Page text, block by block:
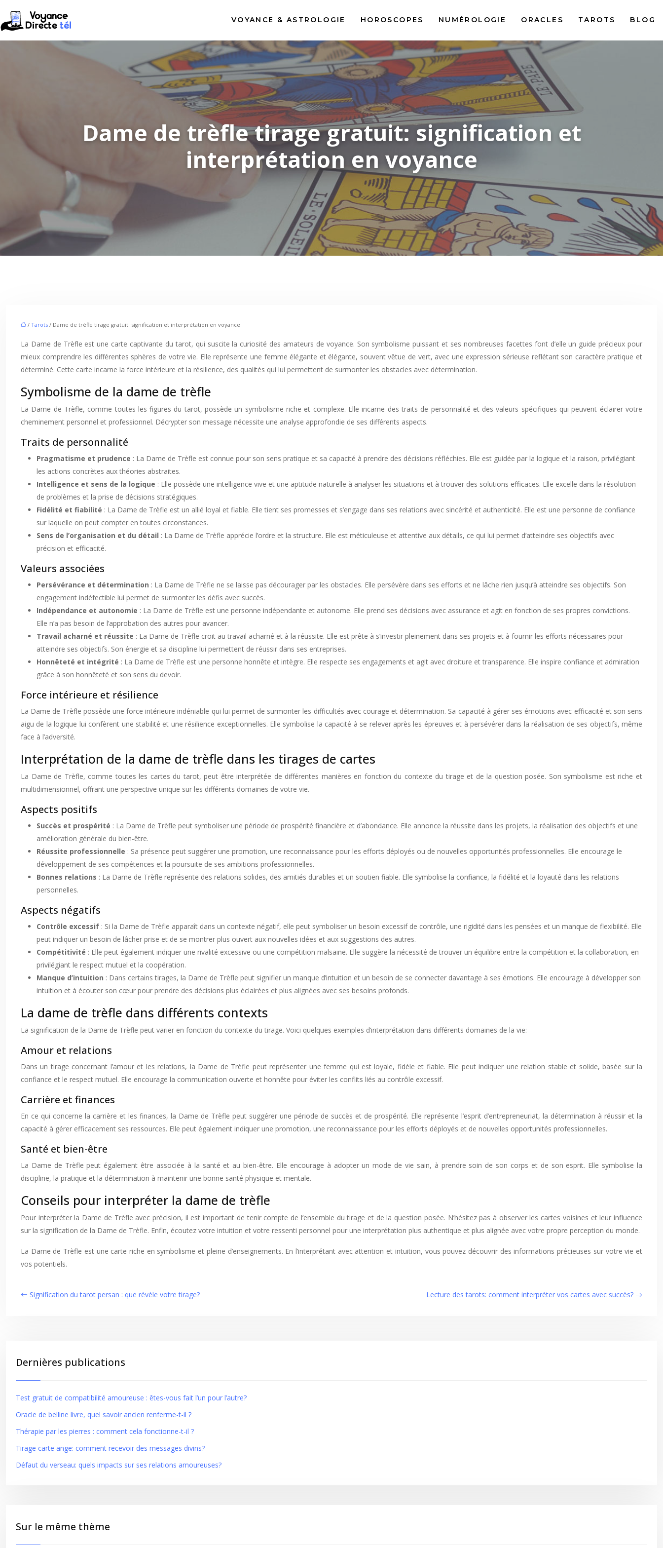
VOYANCE & ASTROLOGIE HOROSCOPES NUMÉROLOGIE ORACLES TAROTS BLOG
Dame de trèfle tirage gratuit: signification et
interprétation en voyance
/ Tarots / Dame de trèfle tirage gratuit: signification et interprétation en voyance
La Dame de Trèfle est une carte captivante du tarot, qui suscite la curiosité des amateurs de voyance. Son symbolisme puissant et ses nombreuses facettes font d’elle un guide précieux pour
mieux comprendre les différentes sphères de votre vie. Elle représente une femme élégante et élégante, souvent vêtue de vert, avec une expression sérieuse reflétant son caractère pratique et
déterminé. Cette carte incarne la force intérieure et la résilience, des qualités qui lui permettent de surmonter les obstacles avec détermination.
Symbolisme de la dame de trèfle
La Dame de Trèfle, comme toutes les figures du tarot, possède un symbolisme riche et complexe. Elle incarne des traits de personnalité et des valeurs spécifiques qui peuvent éclairer votre
cheminement personnel et professionnel. Décrypter son message nécessite une analyse approfondie de ses différents aspects.
Traits de personnalité
Pragmatisme et prudence : La Dame de Trèfle est connue pour son sens pratique et sa capacité à prendre des décisions réfléchies. Elle est guidée par la logique et la raison, privilégiant
les actions concrètes aux théories abstraites.
Intelligence et sens de la logique : Elle possède une intelligence vive et une aptitude naturelle à analyser les situations et à trouver des solutions efficaces. Elle excelle dans la résolution
de problèmes et la prise de décisions stratégiques.
Fidélité et fiabilité : La Dame de Trèfle est un allié loyal et fiable. Elle tient ses promesses et s’engage dans ses relations avec sincérité et authenticité. Elle est une personne de confiance
sur laquelle on peut compter en toutes circonstances.
Sens de l’organisation et du détail : La Dame de Trèfle apprécie l’ordre et la structure. Elle est méticuleuse et attentive aux détails, ce qui lui permet d’atteindre ses objectifs avec
précision et efficacité.
Valeurs associées
Persévérance et détermination : La Dame de Trèfle ne se laisse pas décourager par les obstacles. Elle persévère dans ses efforts et ne lâche rien jusqu’à atteindre ses objectifs. Son
engagement indéfectible lui permet de surmonter les défis avec succès.
Indépendance et autonomie : La Dame de Trèfle est une personne indépendante et autonome. Elle prend ses décisions avec assurance et agit en fonction de ses propres convictions.
Elle n’a pas besoin de l’approbation des autres pour avancer.
Travail acharné et réussite : La Dame de Trèfle croit au travail acharné et à la réussite. Elle est prête à s’investir pleinement dans ses projets et à fournir les efforts nécessaires pour
atteindre ses objectifs. Son énergie et sa discipline lui permettent de réussir dans ses entreprises.
Honnêteté et intégrité : La Dame de Trèfle est une personne honnête et intègre. Elle respecte ses engagements et agit avec droiture et transparence. Elle inspire confiance et admiration
grâce à son honnêteté et son sens du devoir.
Force intérieure et résilience
La Dame de Trèfle possède une force intérieure indéniable qui lui permet de surmonter les difficultés avec courage et détermination. Sa capacité à gérer ses émotions avec efficacité et son sens
aigu de la logique lui confèrent une stabilité et une résilience exceptionnelles. Elle symbolise la capacité à se relever après les épreuves et à persévérer dans la réalisation de ses objectifs, même
face à l’adversité.
Interprétation de la dame de trèfle dans les tirages de cartes
La Dame de Trèfle, comme toutes les cartes du tarot, peut être interprétée de différentes manières en fonction du contexte du tirage et de la question posée. Son symbolisme est riche et
multidimensionnel, offrant une perspective unique sur les différents domaines de votre vie.
Aspects positifs
Succès et prospérité : La Dame de Trèfle peut symboliser une période de prospérité financière et d’abondance. Elle annonce la réussite dans les projets, la réalisation des objectifs et une
amélioration générale du bien-être.
Réussite professionnelle : Sa présence peut suggérer une promotion, une reconnaissance pour les efforts déployés ou de nouvelles opportunités professionnelles. Elle encourage le
développement de ses compétences et la poursuite de ses ambitions professionnelles.
Bonnes relations : La Dame de Trèfle représente des relations solides, des amitiés durables et un soutien fiable. Elle symbolise la confiance, la fidélité et la loyauté dans les relations
personnelles.
Aspects négatifs
Contrôle excessif : Si la Dame de Trèfle apparaît dans un contexte négatif, elle peut symboliser un besoin excessif de contrôle, une rigidité dans les pensées et un manque de flexibilité. Elle
peut indiquer un besoin de lâcher prise et de se montrer plus ouvert aux nouvelles idées et aux suggestions des autres.
Compétitivité : Elle peut également indiquer une rivalité excessive ou une compétition malsaine. Elle suggère la nécessité de trouver un équilibre entre la compétition et la collaboration, en
privilégiant le respect mutuel et la coopération.
Manque d’intuition : Dans certains tirages, la Dame de Trèfle peut signifier un manque d’intuition et un besoin de se connecter davantage à ses émotions. Elle encourage à développer son
intuition et à écouter son cœur pour prendre des décisions plus éclairées et plus alignées avec ses besoins profonds.
La dame de trèfle dans différents contexts
La signification de la Dame de Trèfle peut varier en fonction du contexte du tirage. Voici quelques exemples d’interprétation dans différents domaines de la vie:
Amour et relations
Dans un tirage concernant l’amour et les relations, la Dame de Trèfle peut représenter une femme qui est loyale, fidèle et fiable. Elle peut indiquer une relation stable et solide, basée sur la
confiance et le respect mutuel. Elle encourage la communication ouverte et honnête pour éviter les conflits liés au contrôle excessif.
Carrière et finances
En ce qui concerne la carrière et les finances, la Dame de Trèfle peut suggérer une période de succès et de prospérité. Elle représente l’esprit d’entrepreneuriat, la détermination à réussir et la
capacité à gérer efficacement ses ressources. Elle peut également indiquer une promotion, une reconnaissance pour les efforts déployés et de nouvelles opportunités professionnelles.
Santé et bien-être
La Dame de Trèfle peut également être associée à la santé et au bien-être. Elle encourage à adopter un mode de vie sain, à prendre soin de son corps et de son esprit. Elle symbolise la
discipline, la pratique et la détermination à maintenir une bonne santé physique et mentale.
Conseils pour interpréter la dame de trèfle
Pour interpréter la Dame de Trèfle avec précision, il est important de tenir compte de l’ensemble du tirage et de la question posée. N’hésitez pas à observer les cartes voisines et leur influence
sur la signification de la Dame de Trèfle. Enfin, écoutez votre intuition et votre ressenti personnel pour une interprétation plus authentique et plus alignée avec votre propre perception du monde.
La Dame de Trèfle est une carte riche en symbolisme et pleine d’enseignements. En l’interprétant avec attention et intuition, vous pouvez découvrir des informations précieuses sur votre vie et
vos potentiels.
Signification du tarot persan : que révèle votre tirage? Lecture des tarots: comment interpréter vos cartes avec succès?
Dernières publications
Test gratuit de compatibilité amoureuse : êtes-vous fait l’un pour l’autre?
Oracle de belline livre, quel savoir ancien renferme-t-il ?
Thérapie par les pierres : comment cela fonctionne-t-il ?
Tirage carte ange: comment recevoir des messages divins?
Défaut du verseau: quels impacts sur ses relations amoureuses?
Sur le même thème